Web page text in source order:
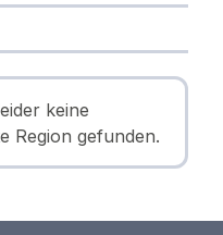
keine
Region gefunden.